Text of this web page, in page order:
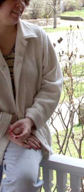
electrónico.